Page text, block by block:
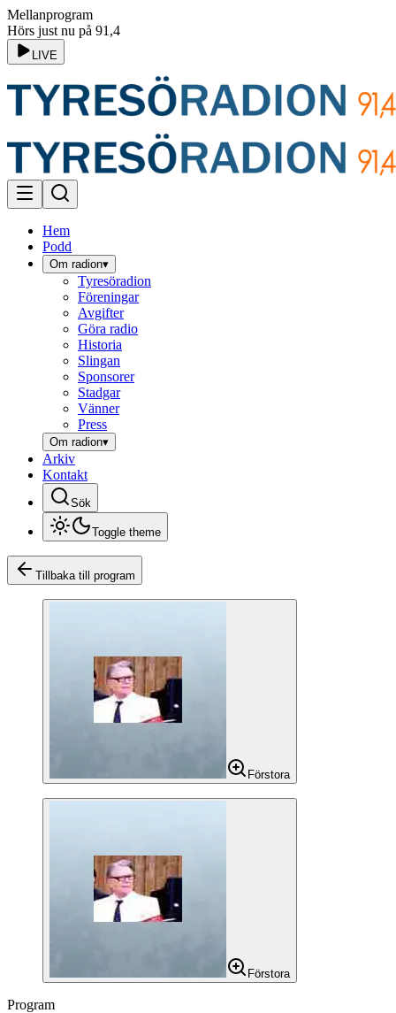
Mellanprogram
Hörs just nu på 91,4
LIVE
Hem
Podd
Om radion▾
Tyresöradion
Föreningar
Avgifter
Göra radio
Historia
Slingan
Sponsorer
Stadgar
Vänner
Press
Om radion▾
Arkiv
Kontakt
Sök
Toggle theme
Tillbaka till program
Förstora
Förstora
Program